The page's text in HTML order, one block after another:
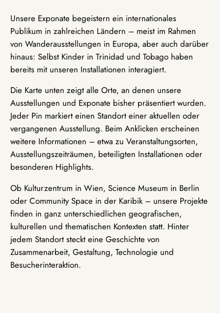
Unsere Exponate begeistern ein internationales
Publikum in zahlreichen Ländern – meist im Rahmen
von Wanderausstellungen in Europa, aber auch darüber
hinaus: Selbst Kinder in Trinidad und Tobago haben
bereits mit unseren Installationen interagiert.
Die Karte unten zeigt alle Orte, an denen unsere
Ausstellungen und Exponate bisher präsentiert wurden.
Jeder Pin markiert einen Standort einer aktuellen oder
vergangenen Ausstellung. Beim Anklicken erscheinen
weitere Informationen – etwa zu Veranstaltungsorten,
Ausstellungszeiträumen, beteiligten Installationen oder
besonderen Highlights.
Ob Kulturzentrum in Wien, Science Museum in Berlin
oder Community Space in der Karibik – unsere Projekte
finden in ganz unterschiedlichen geografischen,
kulturellen und thematischen Kontexten statt. Hinter
jedem Standort steckt eine Geschichte von
Zusammenarbeit, Gestaltung, Technologie und
Besucherinteraktion.